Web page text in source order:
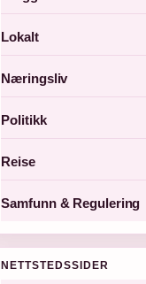
Lokalt
Næringsliv
Politikk
Reise
Samfunn & Regulering
NETTSTEDSSIDER